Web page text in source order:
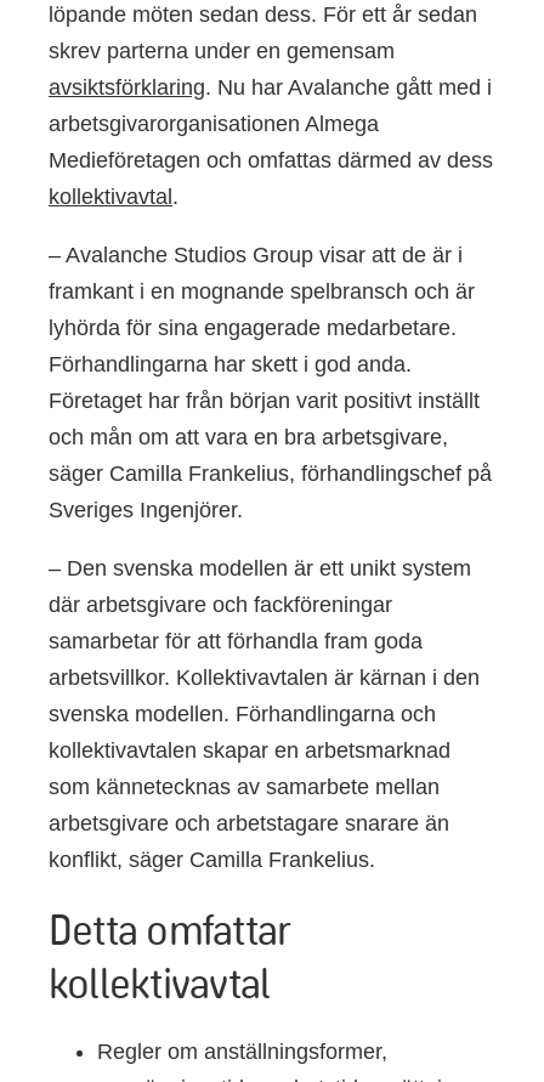
löpande möten sedan dess. För ett år sedan
skrev parterna under en gemensam
avsiktsförklaring. Nu har Avalanche gått med i
arbetsgivarorganisationen Almega
Medieföretagen och omfattas därmed av dess
kollektivavtal.
– Avalanche Studios Group visar att de är i
framkant i en mognande spelbransch och är
lyhörda för sina engagerade medarbetare.
Förhandlingarna har skett i god anda.
Företaget har från början varit positivt inställt
och mån om att vara en bra arbetsgivare,
säger Camilla Frankelius, förhandlingschef på
Sveriges Ingenjörer.
– Den svenska modellen är ett unikt system
där arbetsgivare och fackföreningar
samarbetar för att förhandla fram goda
arbetsvillkor. Kollektivavtalen är kärnan i den
svenska modellen. Förhandlingarna och
kollektivavtalen skapar en arbetsmarknad
som kännetecknas av samarbete mellan
arbetsgivare och arbetstagare snarare än
konflikt, säger Camilla Frankelius.
Detta omfattar
kollektivavtal
Regler om anställningsformer,